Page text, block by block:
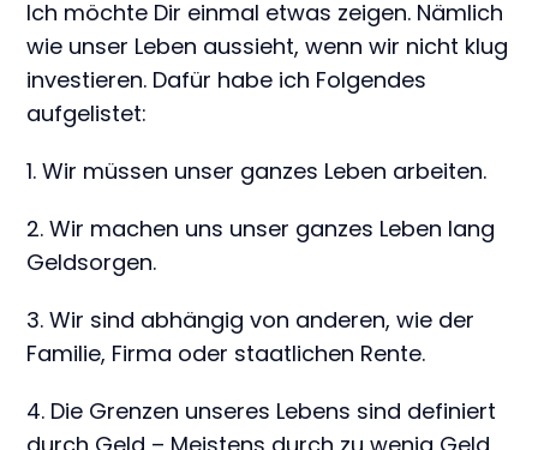
Ich möchte Dir einmal etwas zeigen. Nämlich
wie unser Leben aussieht, wenn wir nicht klug
investieren. Dafür habe ich Folgendes
aufgelistet:
1. Wir müssen unser ganzes Leben arbeiten.
2. Wir machen uns unser ganzes Leben lang
Geldsorgen.
3. Wir sind abhängig von anderen, wie der
Familie, Firma oder staatlichen Rente.
4. Die Grenzen unseres Lebens sind definiert